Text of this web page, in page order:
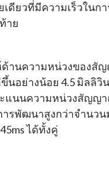
เดียวที่มีความเร็วใน
าย
านความหน่วงของสั
ย่างน้อย 4.5 มิลลิวิน
ะแนนความหน่วงสัญญ
รพัฒนาสูงกว่าจำนว
ได้ทั้งคู่